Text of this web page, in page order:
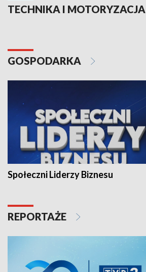
TECHNIKA I MOTORYZACJA
GOSPODARKA
Społeczni Liderzy Biznesu
REPORTAŻE